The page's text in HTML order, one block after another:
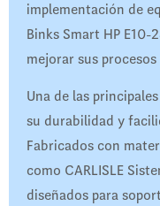
implementación de
Binks Smart HP E10-
mejorar sus
Una de las
su durabilidad y
Fabricados con
como CARLISLE
diseñados para